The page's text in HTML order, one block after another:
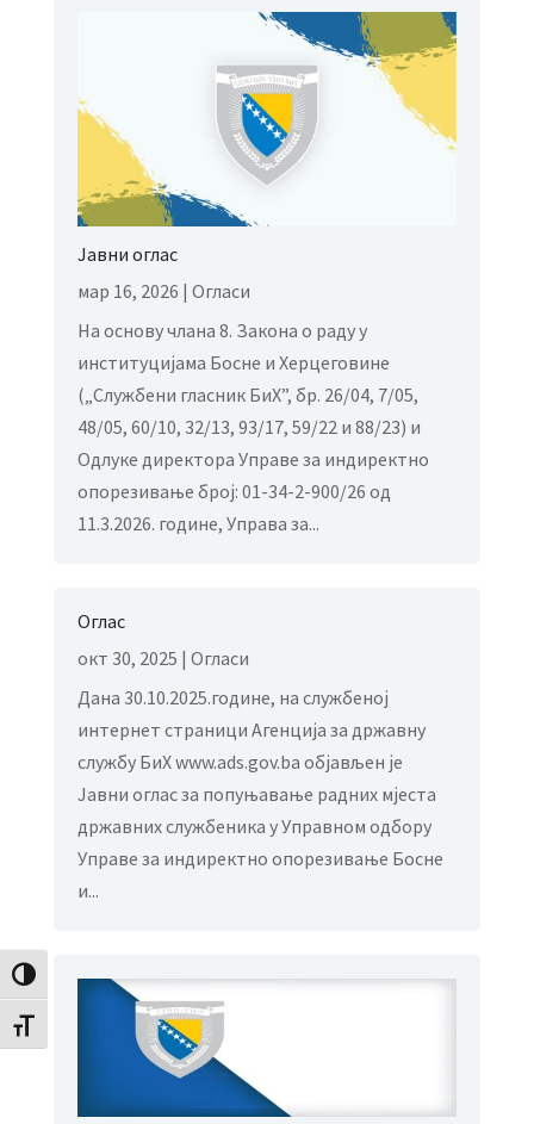
Toggle High Contrast
Toggle Font size
Јавни оглас
мар 16, 2026 | Огласи
На основу члана 8. Закона о раду у
институцијама Босне и Херцеговине
(„Службени гласник БиХ”, бр. 26/04, 7/05,
48/05, 60/10, 32/13, 93/17, 59/22 и 88/23) и
Одлуке директора Управе за индиректно
опорезивање број: 01-34-2-900/26 од
11.3.2026. године, Управа за...
Оглас
окт 30, 2025 | Огласи
Дана 30.10.2025.године, на службеној
интернет страници Агенција за државну
службу БиХ www.ads.gov.ba објављен је
Јавни оглас за попуњавање радних мјеста
државних службеника у Управном одбору
Управе за индиректно опорезивање Босне
и...